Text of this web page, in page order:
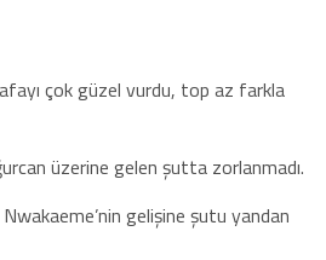
çok güzel vurdu, top az farkla
üzerine gelen şutta zorlanmadı.
gelişine şutu yandan